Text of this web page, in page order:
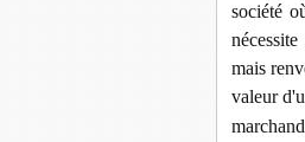
société
mais
valeur